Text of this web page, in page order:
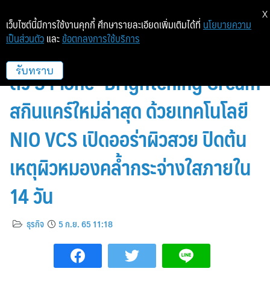
ซัคเซสมอร์ ลุยตลาดความงามเปิด
ตัว S Mone’ Brightening Cream
สกินแคร์ใหม่ล่าสุด ด้วยเทคโนโลยี
NIO VCS เปิดออร่าผิวสวย ปิดต้น
เหตุผิวหมองคล้ำกระจ่างใสภายใน
14 วัน
ธุรกิจ 5 ก.ย. 65 11:18
เว็บไซต์นี้มีการใช้งานคุกกี้ ศึกษารายละเอียดเพิ่มเติมได้ที่ นโยบายความ
เป็นส่วนตัว และ ข้อตกลงการใช้บริการ
รับทราบ
X